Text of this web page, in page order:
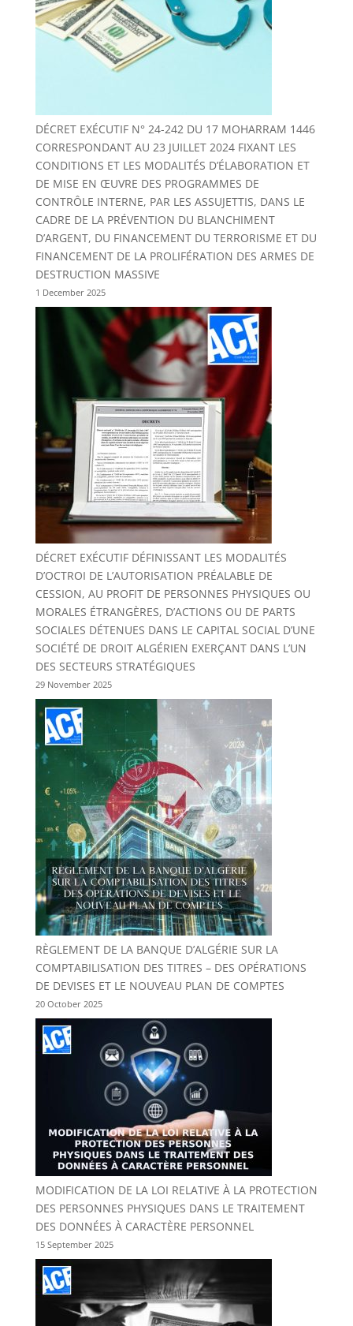
DÉCRET EXÉCUTIF N° 24-242 DU 17 MOHARRAM 1446
CORRESPONDANT AU 23 JUILLET 2024 FIXANT LES
CONDITIONS ET LES MODALITÉS D’ÉLABORATION ET
DE MISE EN ŒUVRE DES PROGRAMMES DE
CONTRÔLE INTERNE, PAR LES ASSUJETTIS, DANS LE
CADRE DE LA PRÉVENTION DU BLANCHIMENT
D’ARGENT, DU FINANCEMENT DU TERRORISME ET DU
FINANCEMENT DE LA PROLIFÉRATION DES ARMES DE
DESTRUCTION MASSIVE
1 December 2025
DÉCRET EXÉCUTIF DÉFINISSANT LES MODALITÉS
D’OCTROI DE L’AUTORISATION PRÉALABLE DE
CESSION, AU PROFIT DE PERSONNES PHYSIQUES OU
MORALES ÉTRANGÈRES, D’ACTIONS OU DE PARTS
SOCIALES DÉTENUES DANS LE CAPITAL SOCIAL D’UNE
SOCIÉTÉ DE DROIT ALGÉRIEN EXERÇANT DANS L’UN
DES SECTEURS STRATÉGIQUES
29 November 2025
RÈGLEMENT DE LA BANQUE D’ALGÉRIE SUR LA
COMPTABILISATION DES TITRES – DES OPÉRATIONS
DE DEVISES ET LE NOUVEAU PLAN DE COMPTES
20 October 2025
MODIFICATION DE LA LOI RELATIVE À LA PROTECTION
DES PERSONNES PHYSIQUES DANS LE TRAITEMENT
DES DONNÉES À CARACTÈRE PERSONNEL
15 September 2025